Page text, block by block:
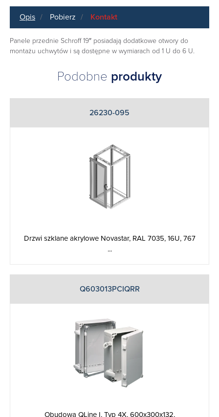
Opis Pobierz Kontakt
Panele przednie Schroff 19″ posiadają dodatkowe otwory do
montażu uchwytów i są dostępne w wymiarach od 1 U do 6 U.
Podobne produkty
26230-095
Drzwi szklane akrylowe Novastar, RAL 7035, 16U, 767
...
Q603013PCIQRR
Obudowa QLine I, Typ 4X, 600x300x132,